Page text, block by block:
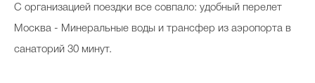
С организацией поездки все совпало: удобный перелет
Москва - Минеральные воды и трансфер из аэропорта в
санаторий 30 минут.